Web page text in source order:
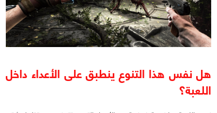
هل نفس هذا التنوع ينطبق على الأعداء داخل
اللعبة؟